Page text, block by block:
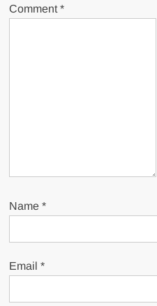
Comment*
Name*
Email*